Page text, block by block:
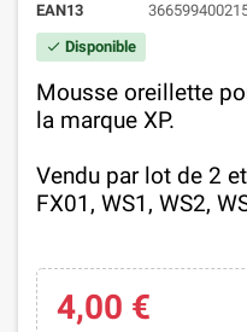
EAN13
check Disponible
Mousse oreillette
la marque XP.
Vendu par lot de 2
FX01, WS1, WS2,
4,00 €